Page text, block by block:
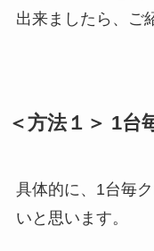
出来ましたら、ご
＜方法１＞ 1台
具体的に、1台毎
いと思います。